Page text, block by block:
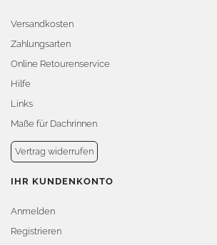
Versandkosten
Zahlungsarten
Online Retourenservice
Hilfe
Links
Maße für Dachrinnen
Vertrag widerrufen
IHR KUNDENKONTO
Anmelden
Registrieren